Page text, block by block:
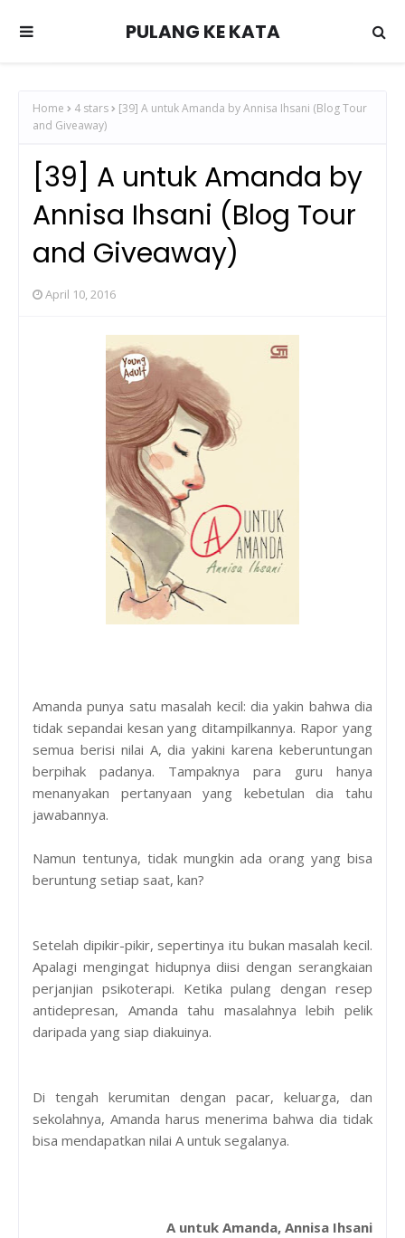
PULANG KE KATA
Home 4 stars
[39] A untuk Amanda by Annisa Ihsani (Blog Tour
and Giveaway)
[39] A untuk Amanda by
Annisa Ihsani (Blog Tour
and Giveaway)
April 10, 2016
Amanda punya satu masalah kecil: dia yakin bahwa dia
tidak sepandai kesan yang ditampilkannya. Rapor yang
semua berisi nilai A, dia yakini karena keberuntungan
berpihak padanya. Tampaknya para guru hanya
menanyakan pertanyaan yang kebetulan dia tahu
jawabannya.
Namun tentunya, tidak mungkin ada orang yang bisa
beruntung setiap saat, kan?
Setelah dipikir-pikir, sepertinya itu bukan masalah kecil.
Apalagi mengingat hidupnya diisi dengan serangkaian
perjanjian psikoterapi. Ketika pulang dengan resep
antidepresan, Amanda tahu masalahnya lebih pelik
daripada yang siap diakuinya.
Di tengah kerumitan dengan pacar, keluarga, dan
sekolahnya, Amanda harus menerima bahwa dia tidak
bisa mendapatkan nilai A untuk segalanya.
A untuk Amanda, Annisa Ihsani